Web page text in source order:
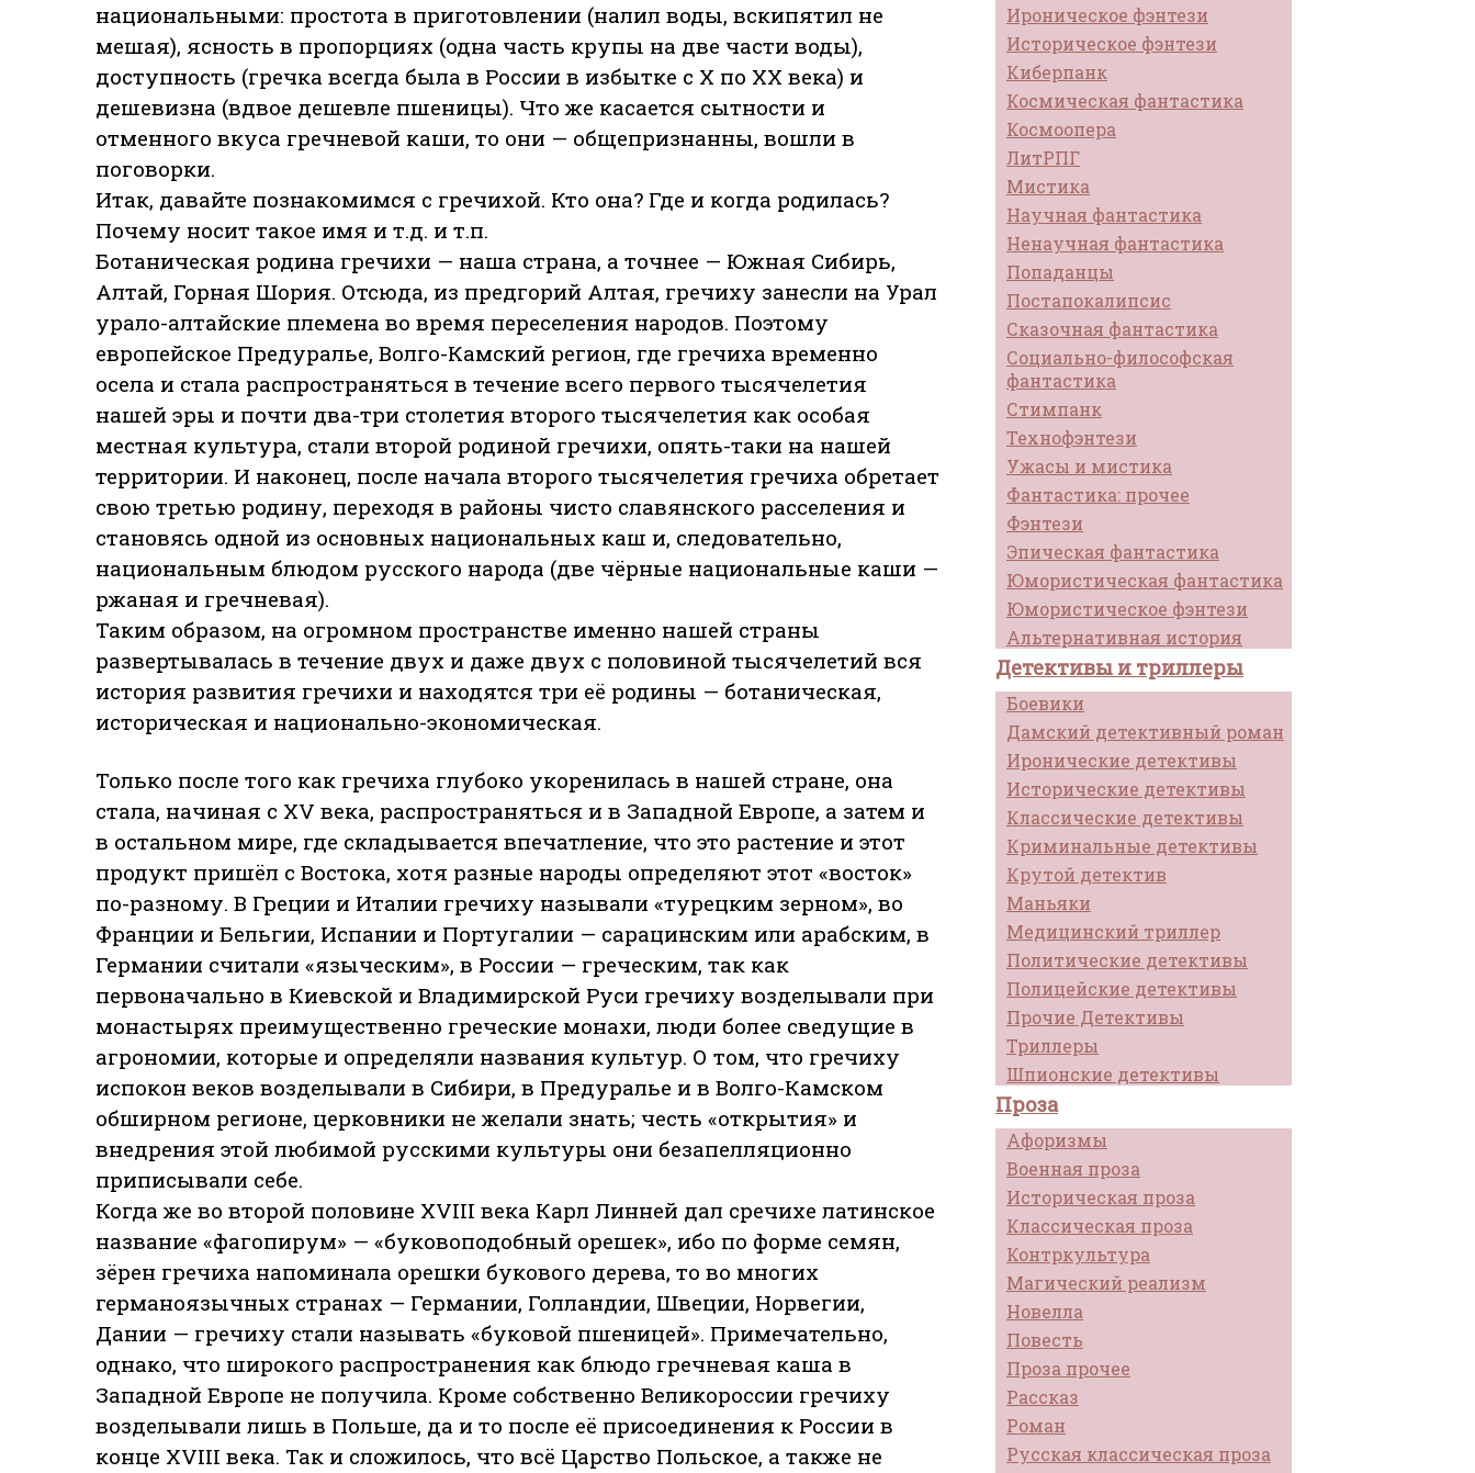
Ироническое фэнтези
Историческое фэнтези
Киберпанк
Космическая фантастика
Космоопера
ЛитРПГ
Мистика
Научная фантастика
Ненаучная фантастика
Попаданцы
Постапокалипсис
Сказочная фантастика
Социально-философская
фантастика
Стимпанк
Технофэнтези
Ужасы и мистика
Фантастика: прочее
Фэнтези
Эпическая фантастика
Юмористическая фантастика
Юмористическое фэнтези
Альтернативная история
Детективы и триллеры
Боевики
Дамский детективный роман
Иронические детективы
Исторические детективы
Классические детективы
Криминальные детективы
Крутой детектив
Маньяки
Медицинский триллер
Политические детективы
Полицейские детективы
Прочие Детективы
Триллеры
Шпионские детективы
Проза
Афоризмы
Военная проза
Историческая проза
Классическая проза
Контркультура
Магический реализм
Новелла
Повесть
Проза прочее
Рассказ
Роман
Русская классическая проза
национальными: простота в приготовлении (налил воды, вскипятил не
мешая), ясность в пропорциях (одна часть крупы на две части воды),
доступность (гречка всегда была в России в избытке с Х по XX века) и
дешевизна (вдвое дешевле пшеницы). Что же касается сытности и
отменного вкуса гречневой каши, то они — общепризнанны, вошли в
поговорки.
Итак, давайте познакомимся с гречихой. Кто она? Где и когда родилась?
Почему носит такое имя и т.д. и т.п.
Ботаническая родина гречихи — наша страна, а точнее — Южная Сибирь,
Алтай, Горная Шория. Отсюда, из предгорий Алтая, гречиху занесли на Урал
урало-алтайские племена во время переселения народов. Поэтому
европейское Предуралье, Волго-Камский регион, где гречиха временно
осела и стала распространяться в течение всего первого тысячелетия
нашей эры и почти два-три столетия второго тысячелетия как особая
местная культура, стали второй родиной гречихи, опять-таки на нашей
территории. И наконец, после начала второго тысячелетия гречиха обретает
свою третью родину, переходя в районы чисто славянского расселения и
становясь одной из основных национальных каш и, следовательно,
национальным блюдом русского народа (две чёрные национальные каши —
ржаная и гречневая).
Таким образом, на огромном пространстве именно нашей страны
развертывалась в течение двух и даже двух с половиной тысячелетий вся
история развития гречихи и находятся три её родины — ботаническая,
историческая и национально-экономическая.
Только после того как гречиха глубоко укоренилась в нашей стране, она
стала, начиная с XV века, распространяться и в Западной Европе, а затем и
в остальном мире, где складывается впечатление, что это растение и этот
продукт пришёл с Востока, хотя разные народы определяют этот «восток»
по-разному. В Греции и Италии гречиху называли «турецким зерном», во
Франции и Бельгии, Испании и Португалии — сарацинским или арабским, в
Германии считали «языческим», в России — греческим, так как
первоначально в Киевской и Владимирской Руси гречиху возделывали при
монастырях преимущественно греческие монахи, люди более сведущие в
агрономии, которые и определяли названия культур. О том, что гречиху
испокон веков возделывали в Сибири, в Предуралье и в Волго-Камском
обширном регионе, церковники не желали знать; честь «открытия» и
внедрения этой любимой русскими культуры они безапелляционно
приписывали себе.
Когда же во второй половине XVIII века Карл Линней дал cpeчихe латинское
название «фагопирум» — «буковоподобный орешек», ибо по форме семян,
зёрен гречиха напоминала орешки букового дерева, то во многих
германоязычных странах — Германии, Голландии, Швеции, Норвегии,
Дании — гречиху стали называть «буковой пшеницей». Примечательно,
однако, что широкого распространения как блюдо гречневая каша в
Западной Европе не получила. Кроме собственно Великороссии гречиху
возделывали лишь в Польше, да и то после её присоединения к России в
конце XVIII века. Так и сложилось, что всё Царство Польское, а также не